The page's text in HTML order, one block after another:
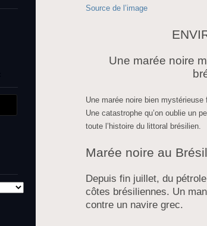
Source de l’image
Une marée noire
Une marée noire bien
Une catastrophe qu’on oublie un
toute l’histoire du littoral brésilien.
Marée noire au
Depuis fin juillet, du
côtes brésiliennes. Un
contre un navire grec.